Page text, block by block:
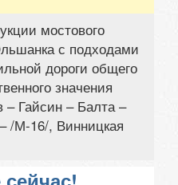
мостового
с подходами
дороги общего
значения
Гайсин – Балта –
/М-16/, Винницкая